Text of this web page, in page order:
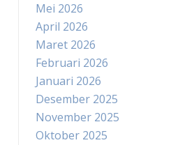
Mei 2026
April 2026
Maret 2026
Februari 2026
Januari 2026
Desember 2025
November 2025
Oktober 2025